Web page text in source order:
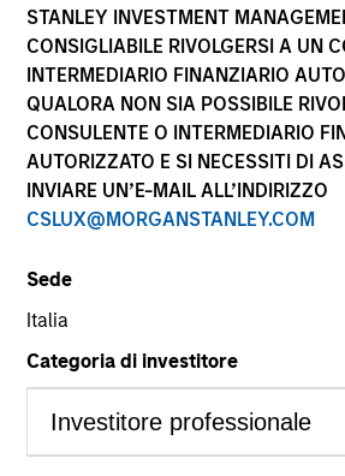
STANLEY INVESTMENT
CONSIGLIABILE RIVOLGERSI A UN
INTERMEDIARIO FINANZIARIO
QUALORA NON SIA POSSIBILE
CONSULENTE O INTERMEDIARIO
AUTORIZZATO E SI NECESSITI DI
INVIARE UN’E-MAIL ALL’INDIRIZZO
CSLUX@MORGANSTANLEY.COM
Sede
Italia
Categoria di investitore
1 Filter
Morgan Stanley
Investment
Seleziona fino a 77 Prodotti
ISIN: LU2607190928
Investment Team:
Emerging
Share Class:A